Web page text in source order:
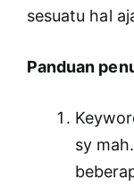
sesuatu hal
Panduan
sy